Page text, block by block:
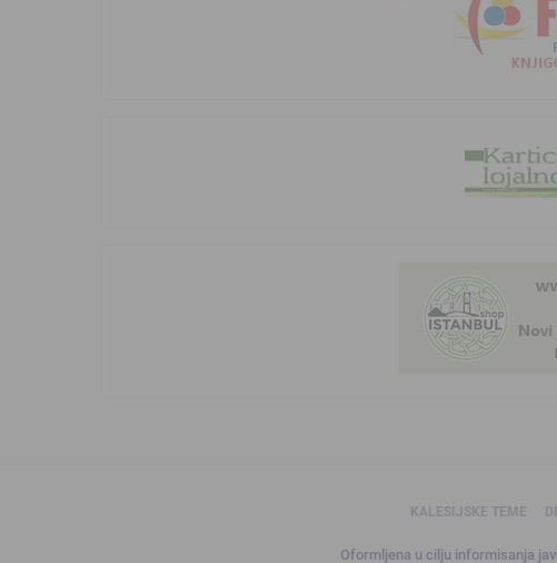
KALESIJSKE TEME
Oformljena u cilju informisanja